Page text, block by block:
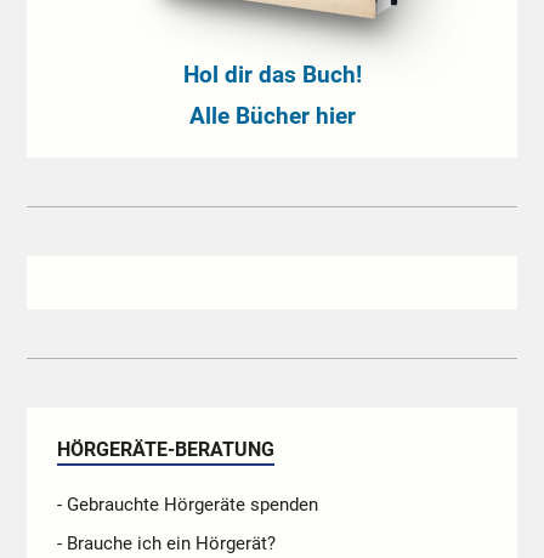
Hol dir das Buch!
Alle Bücher hier
HÖRGERÄTE-BERATUNG
- Gebrauchte Hörgeräte spenden
- Brauche ich ein Hörgerät?